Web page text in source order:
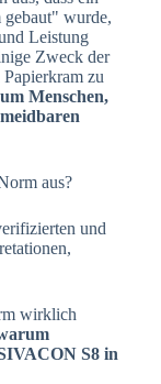
gebaut" wurde,
Leistung
Zweck der
zu
Menschen,
aus?
und
wirklich
S8 in